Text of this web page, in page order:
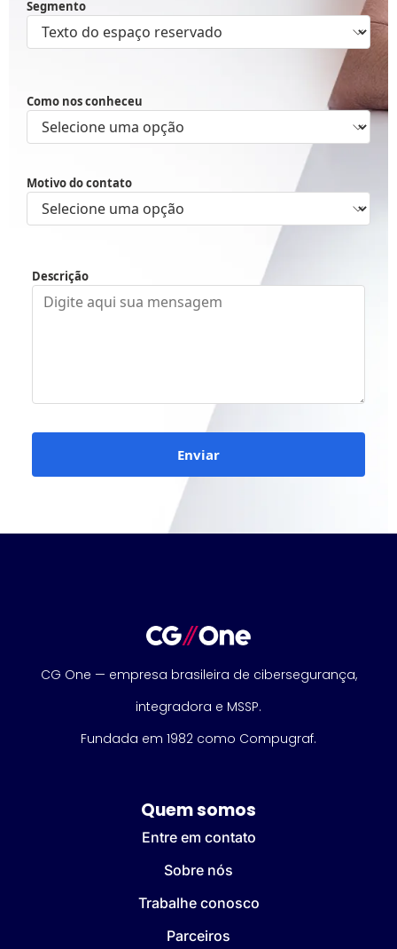
Segmento
Como nos conheceu
Motivo do contato
Descrição
Enviar
CG One — empresa brasileira de cibersegurança,
integradora e MSSP.
Fundada em 1982 como Compugraf.
Quem somos
Entre em contato
Sobre nós
Trabalhe conosco
Parceiros